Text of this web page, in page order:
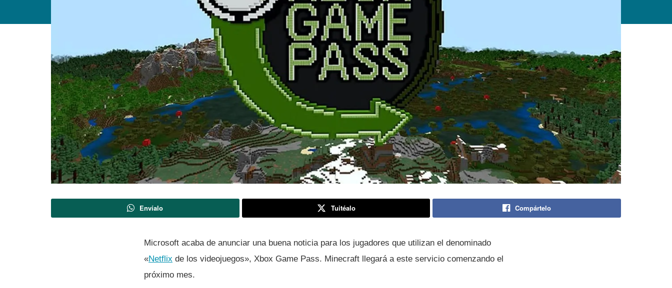
Envíalo Tuitéalo Compártelo
Microsoft acaba de anunciar una buena noticia para los jugadores que utilizan el denominado
«Netflix de los videojuegos», Xbox Game Pass. Minecraft llegará a este servicio comenzando el
próximo mes.